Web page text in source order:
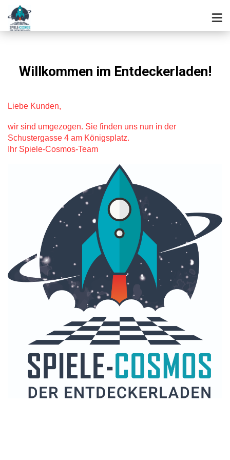
Willkommen im Entdeckerladen!
Liebe Kunden,
wir sind umgezogen. Sie finden uns nun in der
Schustergasse 4 am Königsplatz.
Ihr Spiele-Cosmos-Team